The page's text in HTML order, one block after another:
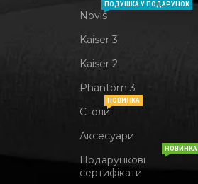
Novis
ПОДУШКА У ПОДАРУНОК
Kaiser 3
Kaiser 2
Phantom 3
Столи
НОВИНКА
Аксесуари
Подарункові
сертифікати
НОВИНКА